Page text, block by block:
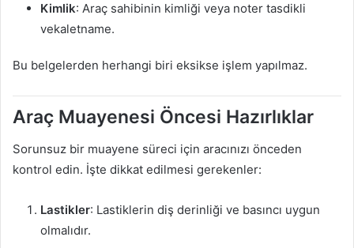
Kimlik: Araç sahibinin kimliği veya noter tasdikli
vekaletname.
Bu belgelerden herhangi biri eksikse işlem yapılmaz.
Araç Muayenesi Öncesi Hazırlıklar
Sorunsuz bir muayene süreci için aracınızı önceden
kontrol edin. İşte dikkat edilmesi gerekenler:
Lastikler: Lastiklerin diş derinliği ve basıncı uygun
olmalıdır.